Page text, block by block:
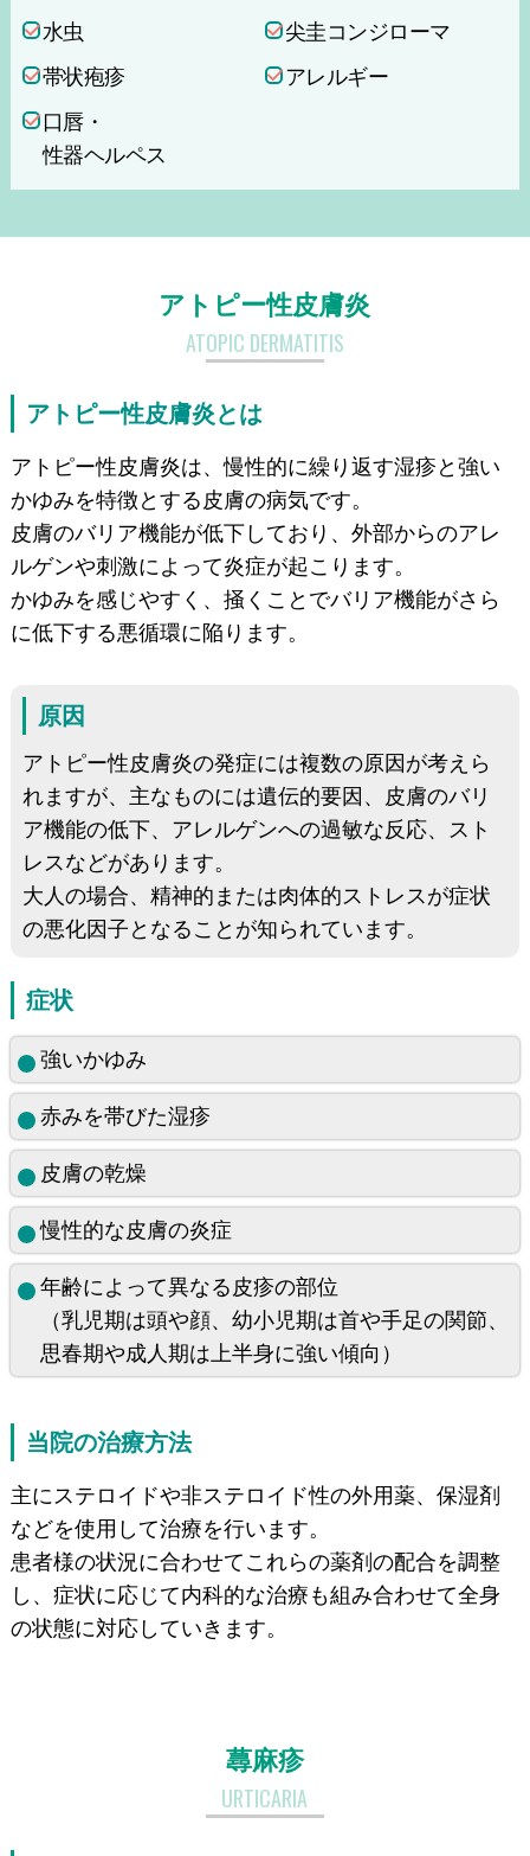
水虫
尖圭コンジローマ
帯状疱疹
アレルギー
口唇・
性器ヘルペス
アトピー性皮膚炎
ATOPIC DERMATITIS
アトピー性皮膚炎とは
アトピー性皮膚炎は、慢性的に繰り返す湿疹と強い
かゆみを特徴とする皮膚の病気です。
皮膚のバリア機能が低下しており、外部からのアレ
ルゲンや刺激によって炎症が起こります。
かゆみを感じやすく、掻くことでバリア機能がさら
に低下する悪循環に陥ります。
原因
アトピー性皮膚炎の発症には複数の原因が考えら
れますが、主なものには遺伝的要因、皮膚のバリ
ア機能の低下、アレルゲンへの過敏な反応、スト
レスなどがあります。
大人の場合、精神的または肉体的ストレスが症状
の悪化因子となることが知られています。
症状
強いかゆみ
赤みを帯びた湿疹
皮膚の乾燥
慢性的な皮膚の炎症
年齢によって異なる皮疹の部位
（乳児期は頭や顔、幼小児期は首や手足の関節、
思春期や成人期は上半身に強い傾向）
当院の治療方法
主にステロイドや非ステロイド性の外用薬、保湿剤
などを使用して治療を行います。
患者様の状況に合わせてこれらの薬剤の配合を調整
し、症状に応じて内科的な治療も組み合わせて全身
の状態に対応していきます。
蕁麻疹
URTICARIA